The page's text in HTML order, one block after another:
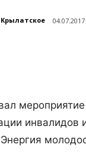
04.07.2017
инвалидов